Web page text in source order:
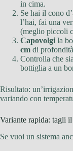
in cima.
Se hai il cono
l’hai, fai una
(meglio piccoli
Capovolgi la
cm di
Controlla che
bottiglia a un
Risultato:
variando con
Variante rapida: tagli
Se vuoi un sistema